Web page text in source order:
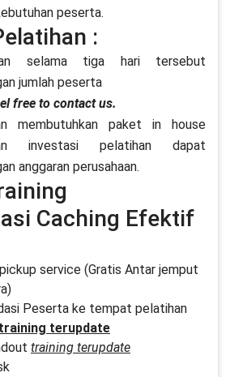
peserta.
:
selama tiga hari tersebut
jumlah peserta
free to contact us.
membutuhkan paket in house
investasi pelatihan dapat
anggaran perusahaan.
Caching Efektif
service (Gratis Antar jemput
Peserta ke tempat pelatihan
training terupdate
training terupdate